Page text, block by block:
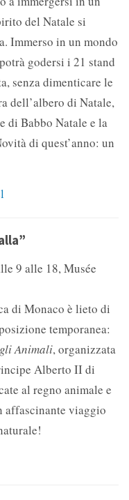
del Natale si
Immerso in un mondo
godersi i 21 stand
senza dimenticare le
dell’albero di Natale,
di Babbo Natale e la
di quest’anno: un
9 alle 18, Musée
di Monaco è lieto di
temporanea:
Animali, organizzata
Alberto II di
al regno animale e
affascinante viaggio